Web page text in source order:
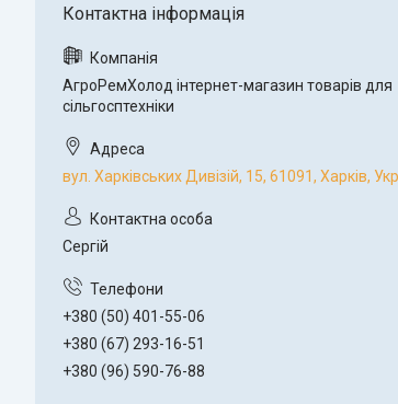
АгроРемХолод інтернет-магазин товарів для
сільгосптехніки
вул. Харківських Дивізій, 15, 61091, Харків,
Сергій
+380 (50) 401-55-06
+380 (67) 293-16-51
+380 (96) 590-76-88